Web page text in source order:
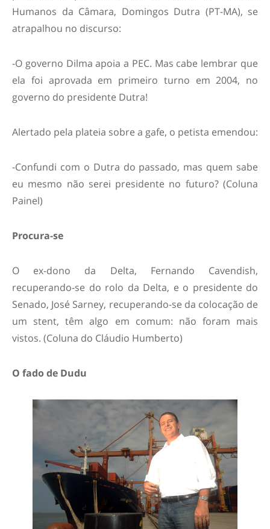
Humanos da Câmara, Domingos Dutra (PT-MA), se
atrapalhou no discurso:
-O governo Dilma apoia a PEC. Mas cabe lembrar que
ela foi aprovada em primeiro turno em 2004, no
governo do presidente Dutra!
Alertado pela plateia sobre a gafe, o petista emendou:
-Confundi com o Dutra do passado, mas quem sabe
eu mesmo não serei presidente no futuro? (Coluna
Painel)
Procura-se
O ex-dono da Delta, Fernando Cavendish,
recuperando-se do rolo da Delta, e o presidente do
Senado, José Sarney, recuperando-se da colocação de
um stent, têm algo em comum: não foram mais
vistos. (Coluna do Cláudio Humberto)
O fado de Dudu